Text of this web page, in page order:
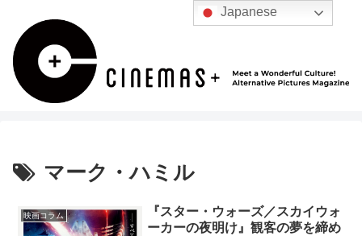
マーク・ハミル
映画コラム
『スター・ウォーズ／スカイウォ
ーカーの夜明け』観客の夢を締め
Japanese